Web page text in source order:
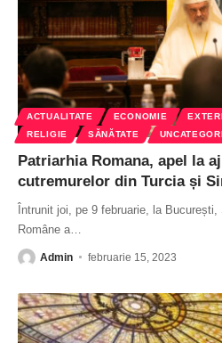
ACTUALITATE ECONOMIE
RELIGIE
SĂNĂTATE
Patriarhia Romana, apel la
cutremurelor din Turcia și
Întrunit joi, pe 9 februarie, la
Române a
Admin februarie 15, 2023